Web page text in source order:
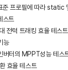
프로필에 따라 static
스트
전력 트래킹 효율 테스트
능
버터의 MPPT성능 테스
효율 테스트